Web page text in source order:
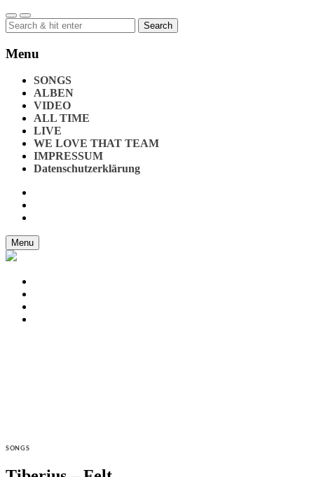
Search
for:
Menu
SONGS
ALBEN
VIDEO
ALL TIME
LIVE
WE LOVE THAT TEAM
IMPRESSUM
Datenschutzerklärung
Menu
CATEGORIES
SONGS